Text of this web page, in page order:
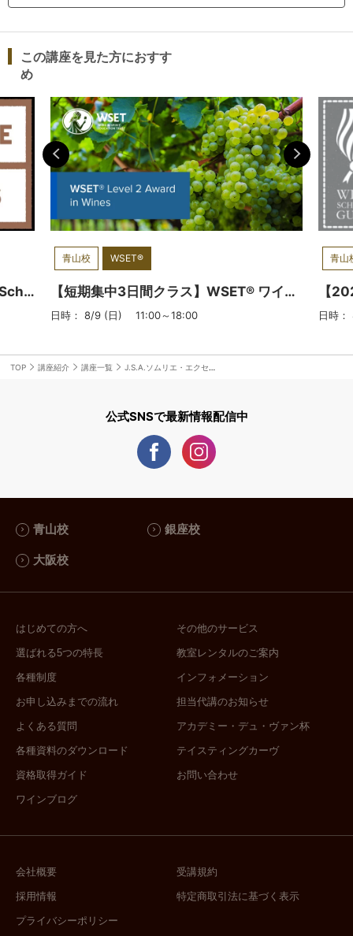
大友順一先生のブログはこちら■プロ
フィール酒類卸売会社でワイン・日本
酒のオリジナル商品開発責任者とし
新潟での日本酒などの開発に従事。
「ワインのある暮らし」の普及のため
ワインの知識向上の必要性を感じ、
2012年からアカデミー・デュ・ヴァン
に通い始め、ワインにのめり込む。新
設ワイナリーの支援をはじめ、長野県
東御市の千曲川ワインアカデミーでブ
ドウ栽培・ワイン醸造を学んだ経験を
活かし、現在オリジナル日本ワインの
開発に携わる。2014年から首都圏各地
でワインカルチャーの講師として、講
を感じて欲しい。ワインの生産者の方
ウの栽培から始まり、醸造でも色々な
工夫をし、ワインを造る。まさにワイ
ンを「育てている」のです。皆さんに
「ワインのブドウはどこで栽培されて
うに授業でお伝えしていきます。これ
いや香りは、こういった理由で生まれ
たんだ」ということまで五感で感じら
れるようになります。単に「このワイ
ンは渋みが強いよね」といった表面的
産者の方を思い浮かべることで想像す
所でできたワインなのか？」、それと
たワインなのか？」と、世界地図を頭
に思い浮かべながら考えます。そし
て、「酸が強いから少し寒い所かな」
この講座を見た方におすす
め
【9月開講：短期集中3日間】Wine Scholar Guild認定 Italian Wine Essentials資格取得講座（日本語）
青山校 WSET®
【短期集中3日間クラス】WSET® ワインレベル2 資格～ラベルを読み解く（日本語：3日間＋認定試験）
日時： 8/9 (日) 11:00～18:00
青山
日時
TOP 講座紹介 講座一覧 J.S.A.ソムリエ・エクセレンス、J.S.A.ワインエキスパート・エクセレンス第二日程 テイスティング理論・実践講座
公式SNSで最新情報配信中
青山校 銀座校
大阪校
はじめての方へ
選ばれる5つの特長
各種制度
お申し込みまでの流れ
よくある質問
各種資料のダウンロード
資格取得ガイド
ワインブログ
その他のサービス
教室レンタルのご案内
インフォメーション
担当代講のお知らせ
アカデミー・デュ・ヴァン杯
テイスティングカーヴ
お問い合わせ
会社概要
採用情報
プライバシーポリシー
受講規約
特定商取引法に基づく表示